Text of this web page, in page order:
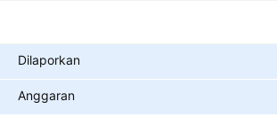
Dilaporkan
Anggaran